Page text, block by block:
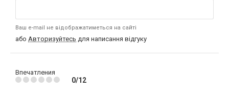
Ваш e-mail не відображатиметься на сайті
або Авторизуйтесь для написання відгуку
Впечатления
0/12